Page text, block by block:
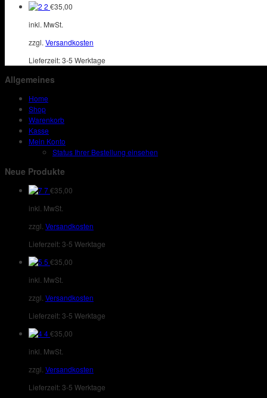
2 €35,00
inkl. MwSt.
zzgl. Versandkosten
Lieferzeit:3-5 Werktage
Allgemeines
Home
Shop
Warenkorb
Kasse
Mein Konto
Status Ihrer Bestellung einsehen
Neue Produkte
7€35,00
inkl. MwSt.
zzgl. Versandkosten
Lieferzeit: 3-5 Werktage
5 €35,00
inkl. MwSt.
zzgl. Versandkosten
Lieferzeit: 3-5 Werktage
4€35,00
inkl. MwSt.
zzgl. Versandkosten
Lieferzeit: 3-5 Werktage